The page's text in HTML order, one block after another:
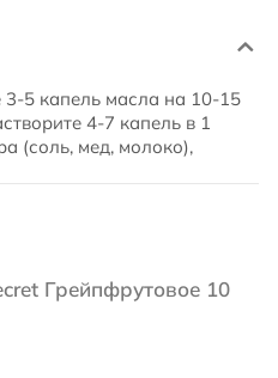
5 капель масла на 10-15
4-7 капель в 1
(соль, мед, молоко),
Грейпфрутовое 10